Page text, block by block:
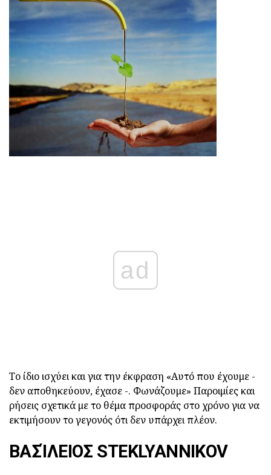
ad
Το ίδιο ισχύει και για την έκφραση «Αυτό που έχουμε -
δεν αποθηκεύουν, έχασε -. Φωνάζουμε» Παροιμίες και
ρήσεις σχετικά με το θέμα προσφοράς στο χρόνο για να
εκτιμήσουν το γεγονός ότι δεν υπάρχει πλέον.
ΒΑΣΊΛΕΙΟΣ STEKLYANNIKOV